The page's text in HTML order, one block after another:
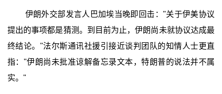
伊朗外交部发言人巴加埃当晚即回击："关于伊美协议
提出的事项都是猜测。到目前为止，伊朗尚未就协议达成最
终结论。"法尔斯通讯社援引接近谈判团队的知情人士更直
指："伊朗尚未批准谅解备忘录文本，特朗普的说法并不属
实。"